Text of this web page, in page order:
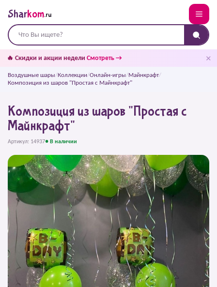
Sharkom.ru
🔥 Скидки и акции недели Смотреть → ✕
Воздушные шары/Коллекции/Онлайн-игры/Майнкрафт/
Композиция из шаров "Простая с Майнкрафт"
Композиция из шаров "Простая с
Майнкрафт"
Артикул: 14937● В наличии